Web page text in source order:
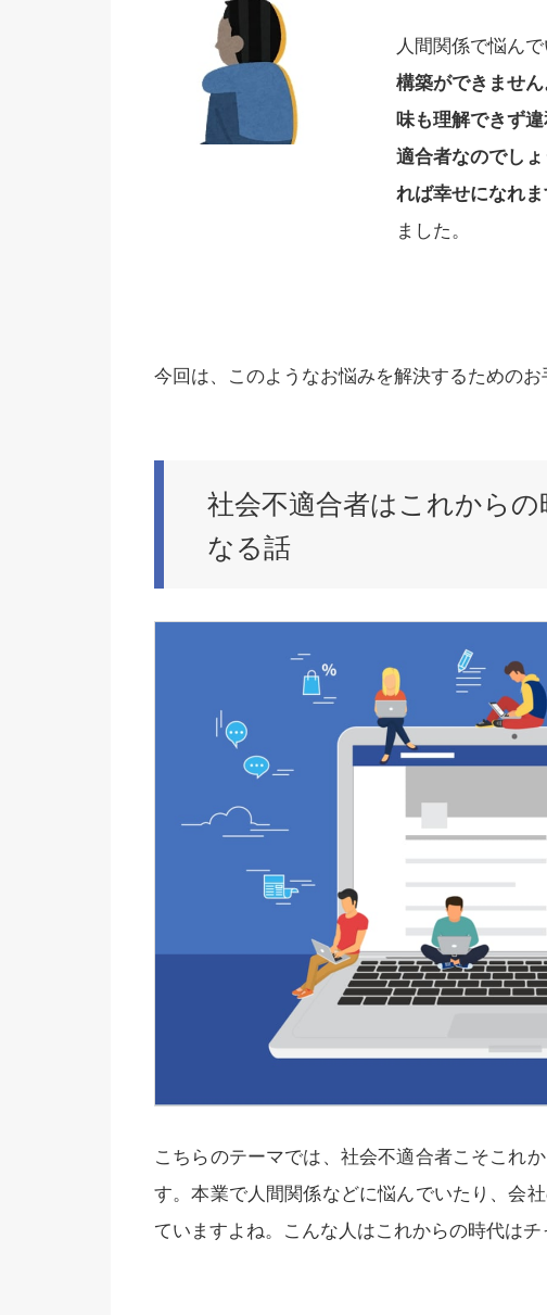
人間関係で悩ん
構築ができませ
味も理解できず
適合者なのでし
れば幸せになれま
ました。
今回は、このようなお悩みを解決するためのお
社会不適合者はこれからの
なる話
こちらのテーマでは、社会不適合者こそこれ
す。本業で人間関係などに悩んでいたり、会
ていますよね。こんな人はこれからの時代はチ